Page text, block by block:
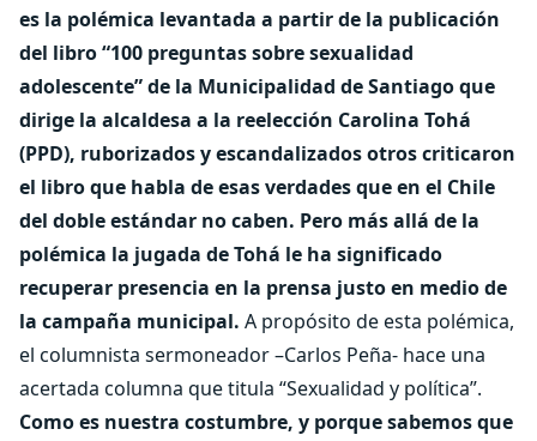
es la polémica levantada a partir de la publicación
del libro “100 preguntas sobre sexualidad
adolescente” de la Municipalidad de Santiago que
dirige la alcaldesa a la reelección Carolina Tohá
(PPD), ruborizados y escandalizados otros criticaron
el libro que habla de esas verdades que en el Chile
del doble estándar no caben. Pero más allá de la
polémica la jugada de Tohá le ha significado
recuperar presencia en la prensa justo en medio de
la campaña municipal. A propósito de esta polémica,
el columnista sermoneador –Carlos Peña- hace una
acertada columna que titula “Sexualidad y política”.
Como es nuestra costumbre, y porque sabemos que